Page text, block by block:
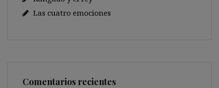
Las cuatro emociones
Comentarios recientes